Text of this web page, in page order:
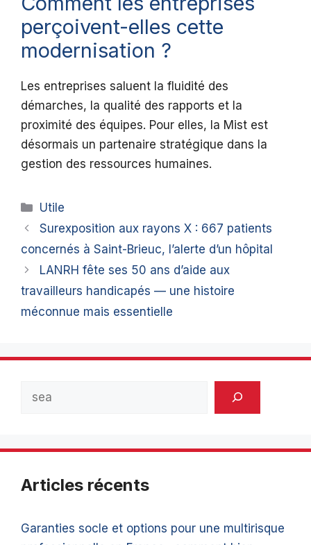
perçoivent-elles cette
modernisation ?
Les entreprises saluent la fluidité des
démarches, la qualité des rapports et la
proximité des équipes. Pour elles, la Mist est
désormais un partenaire stratégique dans la
gestion des ressources humaines.
Catégories
Utile
Surexposition aux rayons X : 667 patients
concernés à Saint-Brieuc, l’alerte d’un hôpital
LANRH fête ses 50 ans d’aide aux
travailleurs handicapés — une histoire
méconnue mais essentielle
Articles récents
Garanties socle et options pour une multirisque